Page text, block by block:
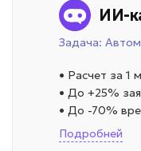
ИИ-
Задача:
• Расчет за 1
• До +25%
• До -70%
Подробней